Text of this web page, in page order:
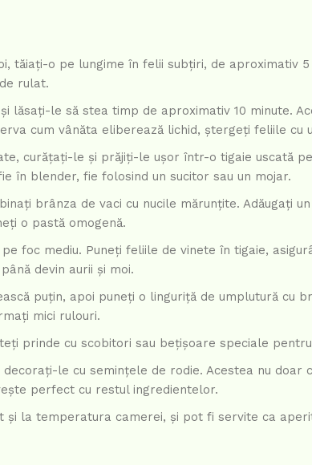
tăiați-o pe lungime în felii subțiri, de aproximativ
rulat.
lăsați-le să stea timp de aproximativ 10 minute.
cum vânăta eliberează lichid, ștergeți feliile cu
curățați-le și prăjiți-le ușor într-o tigaie uscată
în blender, fie folosind un sucitor sau un mojar.
brânza de vaci cu nucile mărunțite. Adăugați
o pastă omogenă.
foc mediu. Puneți feliile de vinete în tigaie,
devin aurii și moi.
puțin, apoi puneți o linguriță de umplutură cu
mici rulouri.
prinde cu scobitori sau bețișoare speciale
le cu semințele de rodie. Acestea nu doar
perfect cu restul ingredientelor.
și la temperatura camerei, și pot fi servite ca